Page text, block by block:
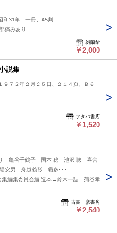
和31年 一冊、A5判
痛みあり
斜陽館
￥2,000
説集
９７２年２月２５日、２１４頁、Ｂ６
フタバ書店
￥1,520
亀谷千鶴子 国本 稔 池沢 聰 喜舍
安男 舟越義彰 霜多･･･
集編集委員会編 造本→鈴木一誌 蒲谷孝
古書 彦書房
￥2,540